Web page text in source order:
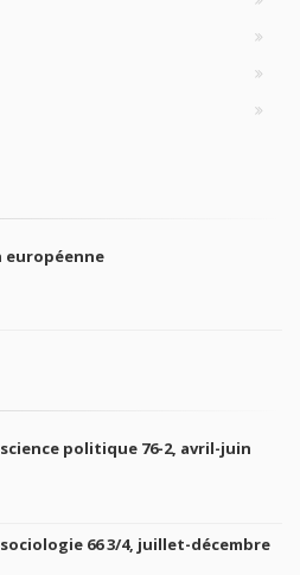
européenne
politique 76-2, avril-juin
66 3/4, juillet-décembre